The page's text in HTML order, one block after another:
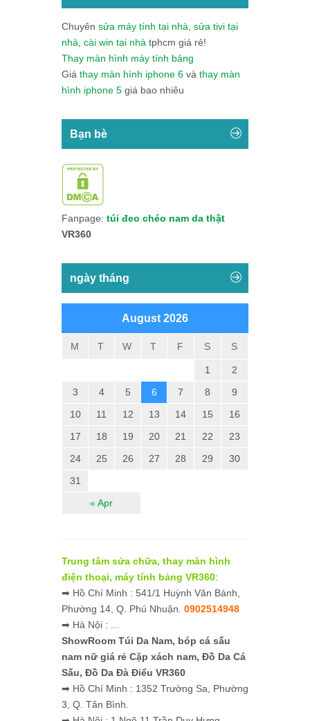
Chuyên sửa máy tính tại nhà sửa tivi tại
nhà cài win tại nhà tphcm giá rẻ!
Thay màn hình máy tính bảng
Giá thay màn hình iphone 6 và thay màn
hình iphone 5 giá bao nhiêu
Bạn bè
Fanpage: túi đeo chéo nam da thật
VR360
ngày tháng
August 2026
M T W T F S S
« Apr
1
2
3
4 5 6 7 8
9
10
11 12 13 14 15
16
17
18 19 20 21 22
23
24
25 26 27 28 29
30
31
Trung tâm sửa chữa, thay màn hình
điện thoại, máy tính bảng VR360:
➡ Hồ Chí Minh : 541/1 Huỳnh Văn Bánh,
Phường 14, Q. Phú Nhuận. 0902514948
➡ Hà Nội : ...
ShowRoom Túi Da Nam, bóp cá sấu
nam nữ giá rẻ Cặp xách nam, Đồ Da Cá
Sấu, Đồ Da Đà Điểu VR360
➡ Hồ Chí Minh : 1352 Trường Sa, Phường
3, Q. Tân Bình.